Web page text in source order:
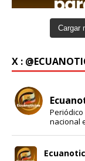
Cargar
X :
nacional